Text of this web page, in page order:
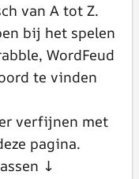
van A tot Z.
bij het spelen
WordFeud
te vinden
verfijnen met
pagina.
↓